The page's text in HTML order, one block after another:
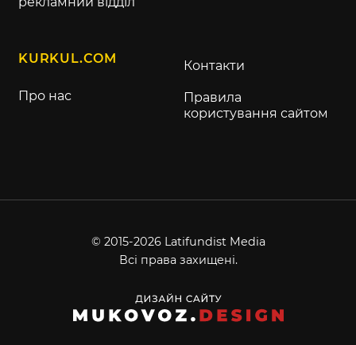
KURKUL.COM
Про нас
Контакти
Правила
користування сайтом
© 2015-2026 Latifundist Media
Всі права захищені.